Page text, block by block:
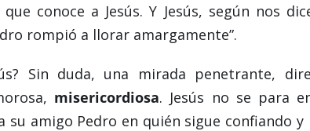
conoce a Jesús. Y Jesús, según nos
rompió a llorar amargamente”.
Sin duda, una mirada penetrante,
misericordiosa. Jesús no se para
su amigo Pedro en quién sigue confiando y